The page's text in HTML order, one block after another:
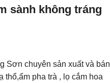
sành không tráng
Sơn chuyên sản xuất và bán
thổ,ấm pha trà , lọ cắm hoa